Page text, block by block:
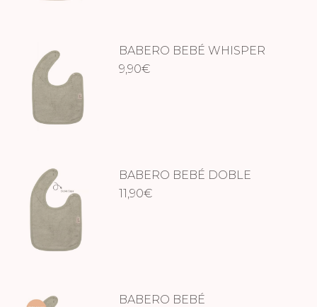
BABERO BEBÉ WHISPER
GREEN
9,90€
BABERO BEBÉ DOBLE
WHISPER GREEN
11,90€
BABERO BEBÉ